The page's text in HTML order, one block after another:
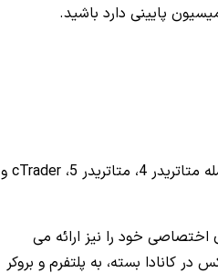
پایینی دارد باشید.
بروکرهای فارکس در کانادا طیف وسیعی از پلتفرم های معاملاتی [از جمله متاتریدر 4، متاتریدر 5، cTrader و
اختصاصی خود را نیز ارائه می
کانادا بسته، به پلتفرم و بروکر